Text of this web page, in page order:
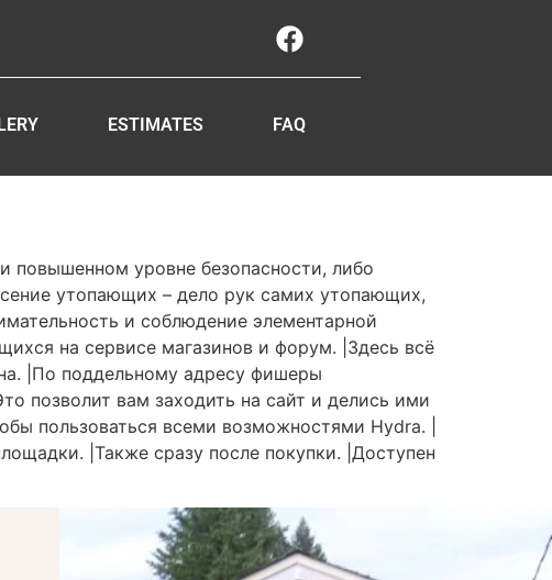
ESTIMATES FAQ
повышенном уровне безопасности, либо
утопающих – дело рук самих утопающих,
и соблюдение элементарной
на сервисе магазинов и форум. |Здесь всё
|По поддельному адресу фишеры
позволит вам заходить на сайт и делись ими
пользоваться всеми возможностями Hydra. |
|Также сразу после покупки. |Доступен